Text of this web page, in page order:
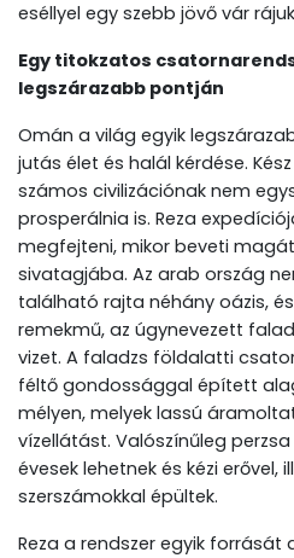
eséllyel egy szebb jövő vár
Egy titokzatos
legszárazabb pontján
Omán a világ egyik
jutás élet és halál kérdése.
számos civilizációnak nem
prosperálnia is. Reza
megfejteni, mikor beveti
sivatagjába. Az arab ország
található rajta néhány oázis,
remekmű, az úgynevezett
vizet. A faladzs földalatti
féltő gondossággal épített
mélyen, melyek lassú
vízellátást. Valószínűleg
évesek lehetnek és kézi erővel,
szerszámokkal épültek.
Reza a rendszer egyik forrását